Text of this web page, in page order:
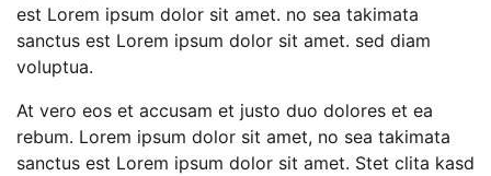
est Lorem ipsum dolor sit amet. no sea takimata
sanctus est Lorem ipsum dolor sit amet. sed diam
voluptua.
At vero eos et accusam et justo duo dolores et ea
rebum. Lorem ipsum dolor sit amet, no sea takimata
sanctus est Lorem ipsum dolor sit amet. Stet clita kasd